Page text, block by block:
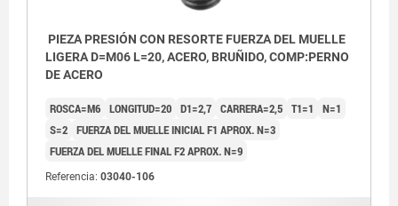
PIEZA PRESIÓN CON RESORTE FUERZA DEL MUELLE
LIGERA D=M06 L=20, ACERO, BRUÑIDO, COMP:PERNO
DE ACERO
ROSCA=M6 LONGITUD=20 D1=2,7 CARRERA=2,5 T1=1
N=1
S=2 FUERZA DEL MUELLE INICIAL F1 APROX. N=3
FUERZA DEL MUELLE FINAL F2 APROX. N=9
Referencia: 03040-106